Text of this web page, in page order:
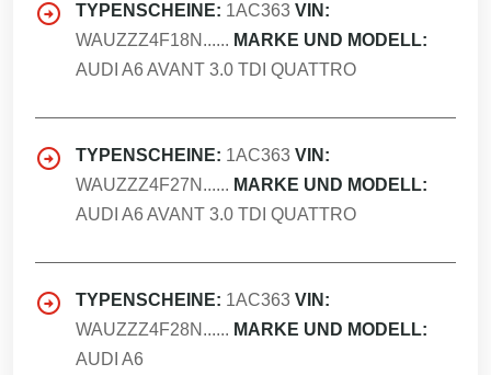
TYPENSCHEINE: 1AC363 VIN:
WAUZZZ4F18N...... MARKE UND MODELL:
AUDI A6 AVANT 3.0 TDI QUATTRO
TYPENSCHEINE: 1AC363 VIN:
WAUZZZ4F27N...... MARKE UND MODELL:
AUDI A6 AVANT 3.0 TDI QUATTRO
TYPENSCHEINE: 1AC363 VIN:
WAUZZZ4F28N...... MARKE UND MODELL:
AUDI A6